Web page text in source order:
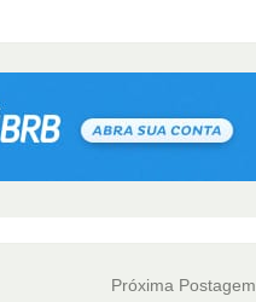
Próxima Postagem